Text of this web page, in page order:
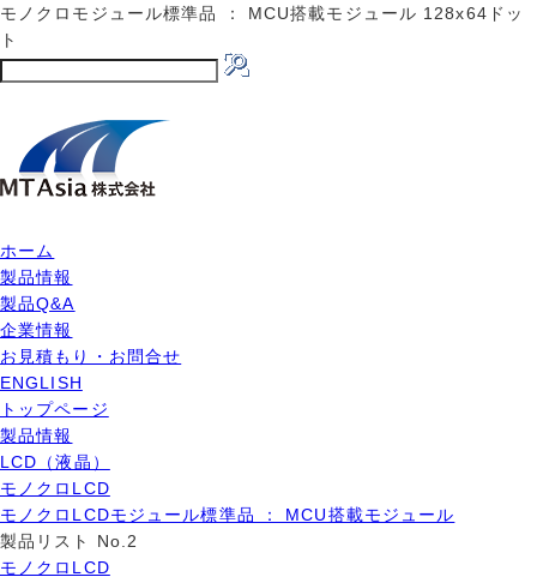
モノクロモジュール標準品 ： MCU搭載モジュール 128x64ドッ
ト
ホーム
製品情報
製品Q&A
企業情報
お見積もり・お問合せ
ENGLISH
トップページ
製品情報
LCD（液晶）
モノクロLCD
モノクロLCDモジュール標準品 ： MCU搭載モジュール
製品リスト No.2
モノクロLCD